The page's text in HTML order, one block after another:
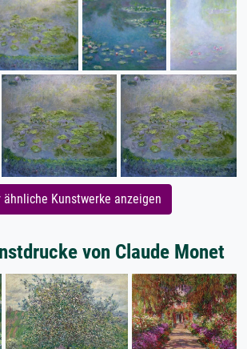
ähnliche Kunstwerke anzeigen
von Claude Monet